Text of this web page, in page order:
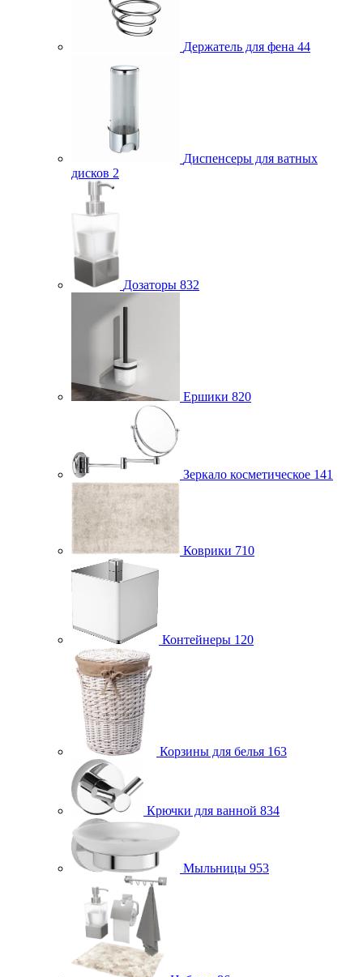
Держатель для фена 44
Диспенсеры для ватных
дисков 2
Дозаторы 832
Ершики 820
Зеркало косметическое 141
Коврики 710
Контейнеры 120
Корзины для белья 163
Крючки для ванной 834
Мыльницы 953